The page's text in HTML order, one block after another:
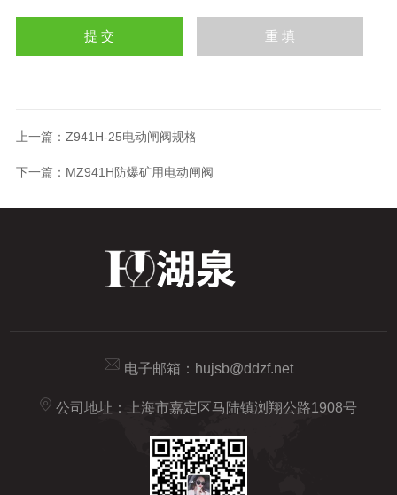
上一篇： Z941H-25电动闸阀规格
下一篇： MZ941H防爆矿用电动闸阀
电子邮箱： hujsb@ddzf.net
公司地址：上海市嘉定区马陆镇浏翔公路1908号